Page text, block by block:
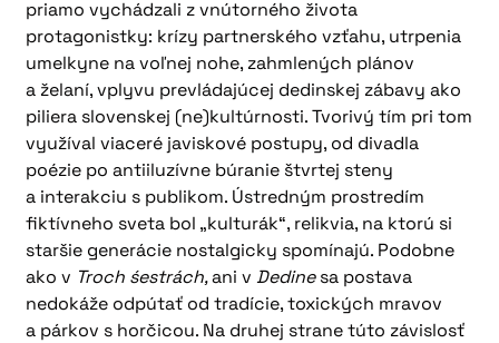
priamo vychádzali z vnútorného života
protagonistky: krízy partnerského vzťahu, utrpenia
umelkyne na voľnej nohe, zahmlených plánov
a želaní, vplyvu prevládajúcej dedinskej zábavy ako
piliera slovenskej (ne)kultúrnosti. Tvorivý tím pri tom
využíval viaceré javiskové postupy, od divadla
poézie po antiiluzívne búranie štvrtej steny
a interakciu s publikom. Ústredným prostredím
fiktívneho sveta bol „kulturák“, relikvia, na ktorú si
staršie generácie nostalgicky spomínajú. Podobne
ako v Troch śestrách,ani vDedinesa postava
nedokáže odpútať od tradície, toxických mravov
a párkov s horčicou. Na druhej strane túto závislosť